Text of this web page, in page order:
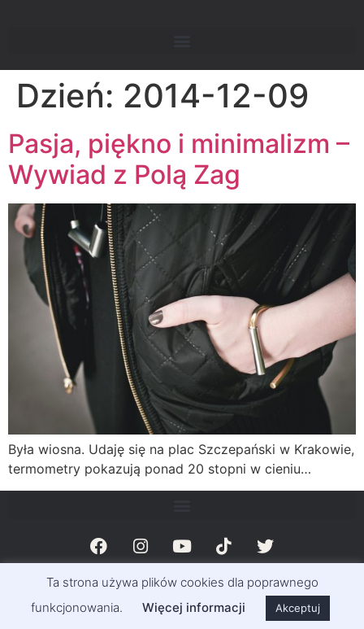
Dzień: 2014-12-09
Pasja, piękno i minimalizm –
Wywiad z Polą Zag
Była wiosna. Udaję się na plac Szczepański w Krakowie,
termometry pokazują ponad 20 stopni w cieniu…
© Magazyn Exclusive Info 2011-2023 | Exclusivemag.pl
Ta strona używa plików cookies dla poprawnego
funkcjonowania.
Więcej informacji Akceptuj